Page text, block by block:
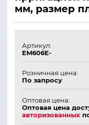
мм, размер
Артикул:
EM606E-
Розничная цена:
По запросу
Оптовая цена:
Оптовая цена
авторизованных